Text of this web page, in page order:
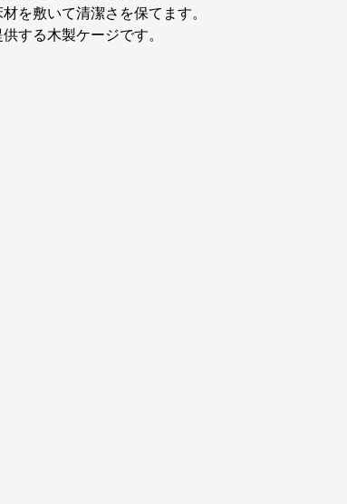
を敷いて清潔さを保てます。
する木製ケージです。